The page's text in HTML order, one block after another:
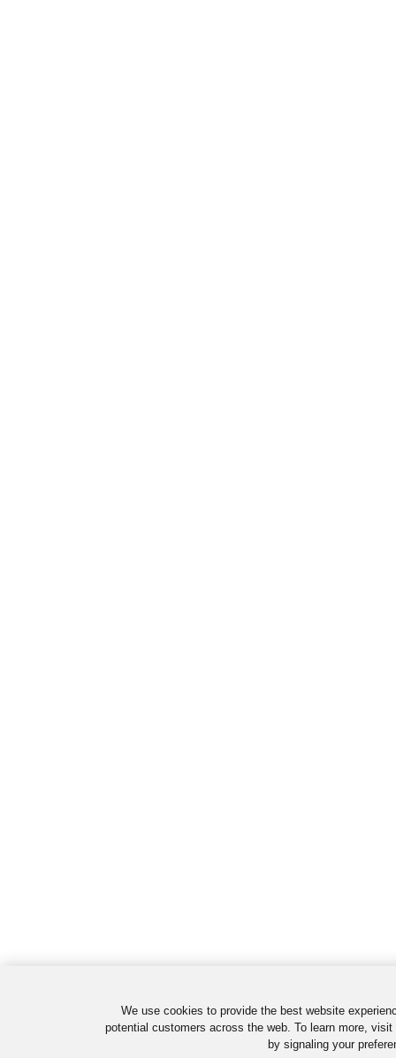
We use cookies to provide the best website
potential customers across the web. To learn more,
by signaling your